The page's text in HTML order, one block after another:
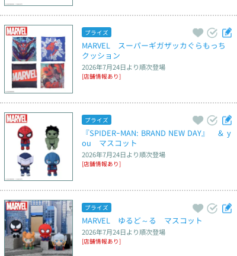
プライズ
MARVEL　スーパーギガザッカぐらもっち
クッション
2026年7月24日より順次登場
[店舗情報あり]
プライズ
『SPIDERｰMAN: BRAND NEW DAY』　＆ y
ou　マスコット
2026年7月24日より順次登場
[店舗情報あり]
プライズ
MARVEL　ゆるど～る　マスコット
2026年7月24日より順次登場
[店舗情報あり]